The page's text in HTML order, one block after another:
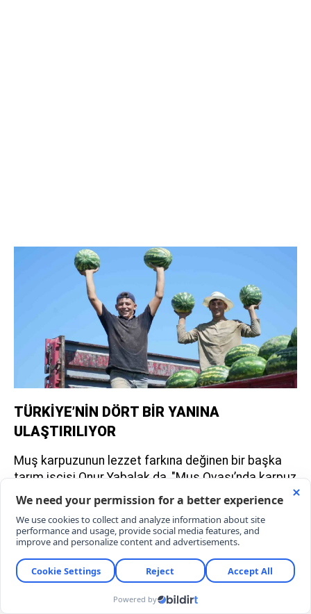
TÜRKİYE’NİN DÖRT BİR YANINA
ULAŞTIRILIYOR
Muş karpuzunun lezzet farkına değinen bir başka
tarım işçisi Onur Yabalak da, "Muş Ovası’nda karpuz
hasadına başladık. Burada günde yaklaşık 15 tır
karpuz yükleyip Doğu Anadolu ve Güneydoğu illerine
gönderiyoruz. Gece ve gündüz arasındaki sıcaklık
farkı karpuzumuza harika bir aroma kazandırıyor. Bu
sıcak havada çalışmak zorundayız; yorucu oluyor
ama işimizi severek yapıyoruz" diye konuştu.